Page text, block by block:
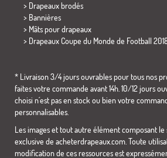
> Drapeaux brodés
> Bannières
> Mâts pour drapeaux
> Drapeaux Coupe du Monde de Football
* Livraison 3/4 jours ouvrables pour tous nos
faites votre commande avant 14h. 10/12 jours
choisi n´est pas en stock ou bien votre
personnalisables.
Les images et tout autre élément composant
exclusive de acheterdrapeaux.com. Toute
modification de ces ressources est